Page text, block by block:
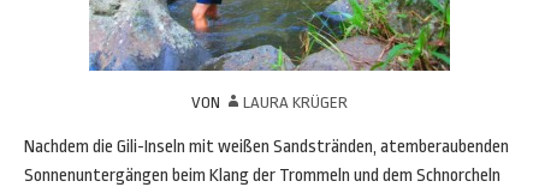
VON LAURA KRÜGER
Nachdem die Gili-Inseln mit weißen Sandstränden, atemberaubenden
Sonnenuntergängen beim Klang der Trommeln und dem Schnorcheln